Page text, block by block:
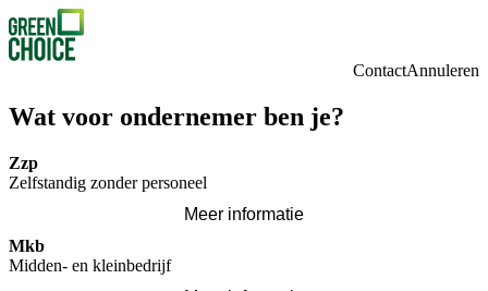
ContactAnnuleren
Wat voor ondernemer ben je?
Zzp
Zelfstandig zonder personeel
Meer informatie
Mkb
Midden- en kleinbedrijf